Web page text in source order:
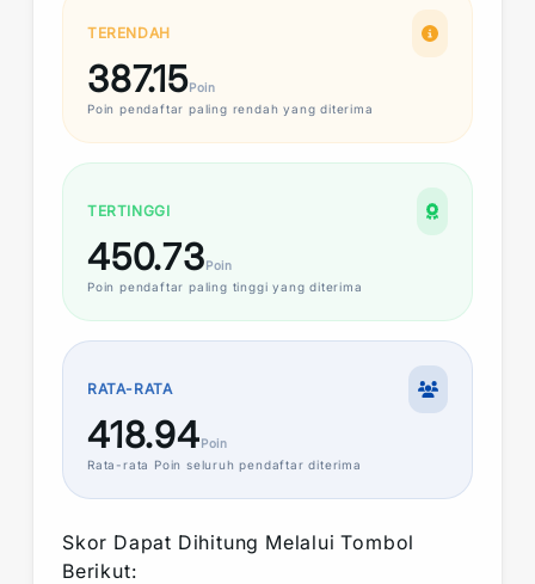
TERENDAH
387.15Poin
Poin pendaftar paling rendah yang diterima
TERTINGGI
450.73Poin
Poin pendaftar paling tinggi yang diterima
RATA-RATA
418.94Poin
Rata-rata Poin seluruh pendaftar diterima
Skor Dapat Dihitung Melalui Tombol
Berikut: